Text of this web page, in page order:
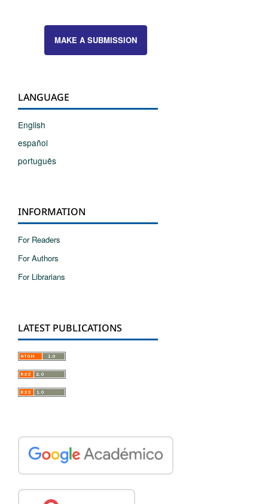
MAKE A SUBMISSION
LANGUAGE
English
español
português
INFORMATION
For Readers
For Authors
For Librarians
LATEST PUBLICATIONS